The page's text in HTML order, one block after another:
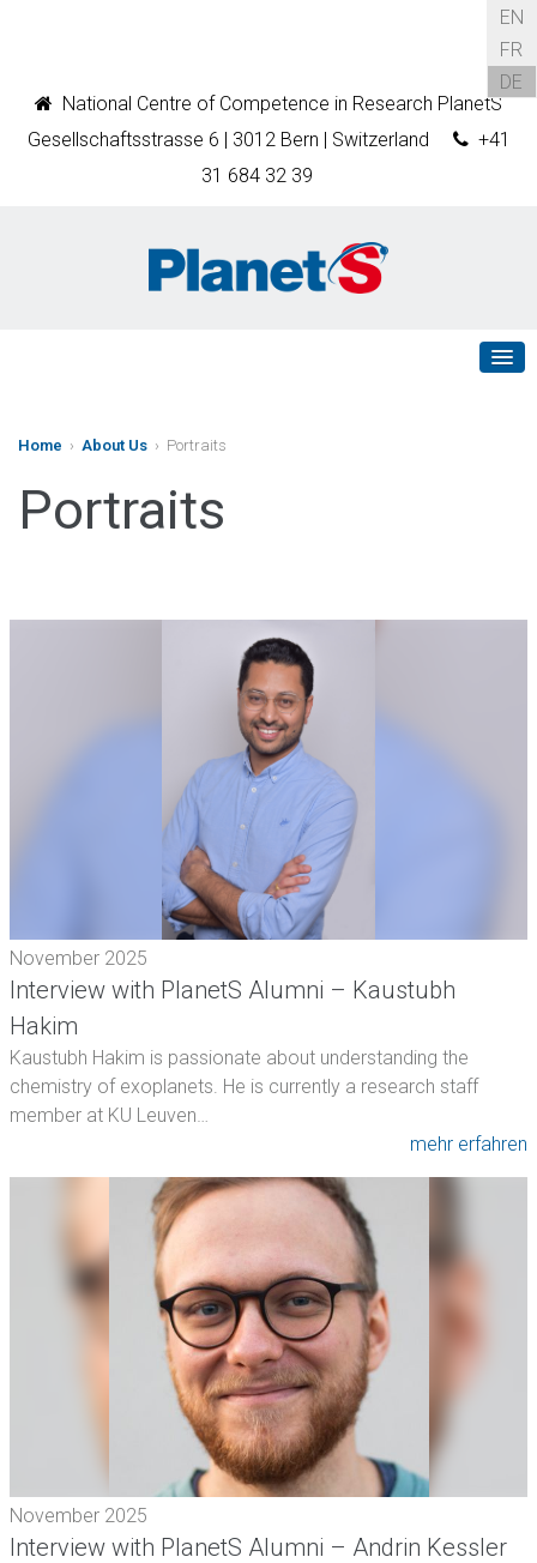
National Centre of Competence in Research PlanetS
Gesellschaftsstrasse 6 | 3012 Bern | Switzerland
+41
31 684 32 39
EN
FR
DE
Home › About Us › Portraits
Portraits
November 2025
Interview with PlanetS Alumni – Kaustubh
Hakim
Kaustubh Hakim is passionate about understanding the
chemistry of exoplanets. He is currently a research staff
member at KU Leuven…
mehr erfahren
November 2025
Interview with PlanetS Alumni – Andrin Kessler